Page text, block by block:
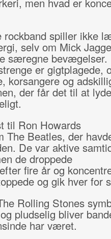
rockband spiller ikke
selv om Mick
særegne bevægelser.
er gigtplagede,
korsangere og
der får det til at
til Ron Howards
The Beatles, der
De var aktive
de droppede
fire år og
og gik hver for
Rolling Stones
pludselig bliver
har været.